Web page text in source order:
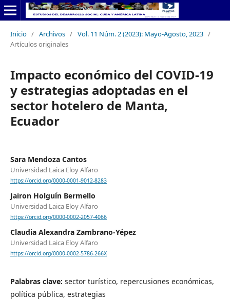
Inicio / Archivos / Vol. 11 Núm. 2 (2023): Mayo-Agosto, 2023 /
Artículos originales
Impacto económico del COVID-19
y estrategias adoptadas en el
sector hotelero de Manta,
Ecuador
Sara Mendoza Cantos
Universidad Laica Eloy Alfaro
https://orcid.org/0000-0001-9012-8283
Jairon Holguín Bermello
Universidad Laica Eloy Alfaro
https://orcid.org/0000-0002-2057-4066
Claudia Alexandra Zambrano-Yépez
Universidad Laica Eloy Alfaro
https://orcid.org/0000-0002-5786-266X
Palabras clave: sector turístico, repercusiones económicas,
política pública, estrategias